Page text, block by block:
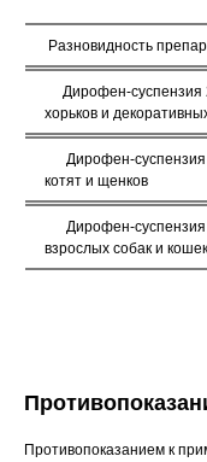
Разновидность
Дирофен-суспензия
хорьков и
Дирофен-суспензия
котят и щенков
Дирофен-суспензия
взрослых собак и кошек
Противопоказанием к
Политика